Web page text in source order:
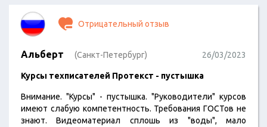
Отрицательный отзыв
Альберт (Санкт-Петербург) 26/03/2023
Курсы техписателей Протекст - пустышка
Внимание. "Курсы" - пустышка. "Руководители" курсов
имеют слабую компетентность. Требования ГОСТов не
знают. Видеоматериал сплошь из "воды", мало